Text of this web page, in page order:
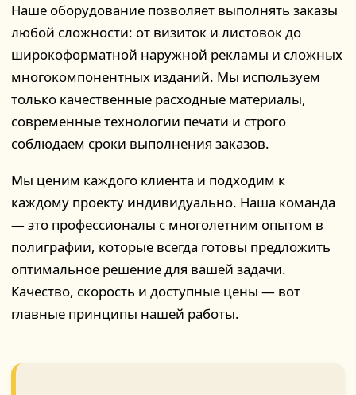
Наше оборудование позволяет выполнять заказы
любой сложности: от визиток и листовок до
широкоформатной наружной рекламы и сложных
многокомпонентных изданий. Мы используем
только качественные расходные материалы,
современные технологии печати и строго
соблюдаем сроки выполнения заказов.
Мы ценим каждого клиента и подходим к
каждому проекту индивидуально. Наша команда
— это профессионалы с многолетним опытом в
полиграфии, которые всегда готовы предложить
оптимальное решение для вашей задачи.
Качество, скорость и доступные цены — вот
главные принципы нашей работы.